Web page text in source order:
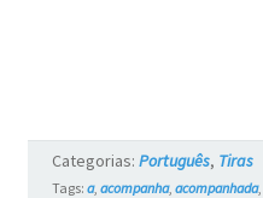
Categorias: Português, Tiras
Tags: a, acompanha, acompanhada,